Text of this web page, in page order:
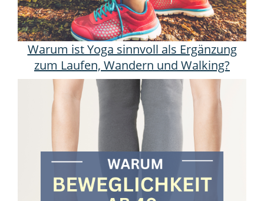
Warum ist Yoga sinnvoll als Ergänzung
zum Laufen, Wandern und Walking?